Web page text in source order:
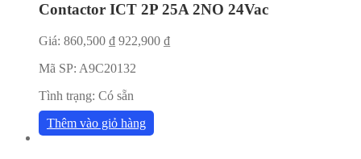
Contactor ICT 2P 25A 2NO 24Vac
Giá: 860,500 ₫ 922,900 ₫
Mã SP: A9C20132
Tình trạng: Có sẵn
Thêm vào giỏ hàng